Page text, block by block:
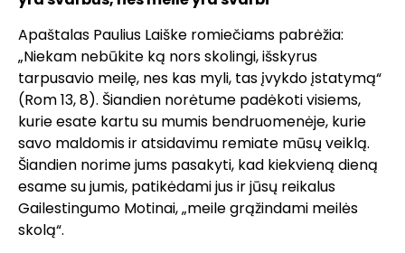
Apaštalas Paulius Laiške romiečiams pabrėžia:
„Niekam nebūkite ką nors skolingi, išskyrus
tarpusavio meilę, nes kas myli, tas įvykdo įstatymą“
(Rom 13, 8). Šiandien norėtume padėkoti visiems,
kurie esate kartu su mumis bendruomenėje, kurie
savo maldomis ir atsidavimu remiate mūsų veiklą.
Šiandien norime jums pasakyti, kad kiekvieną dieną
esame su jumis, patikėdami jus ir jūsų reikalus
Gailestingumo Motinai, „meile grąžindami meilės
skolą“.